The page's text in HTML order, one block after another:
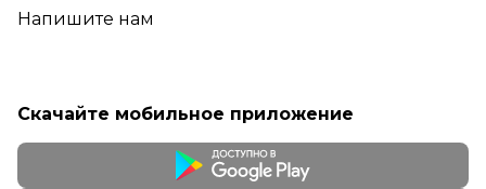
Напишите нам
Скачайте мобильное приложение